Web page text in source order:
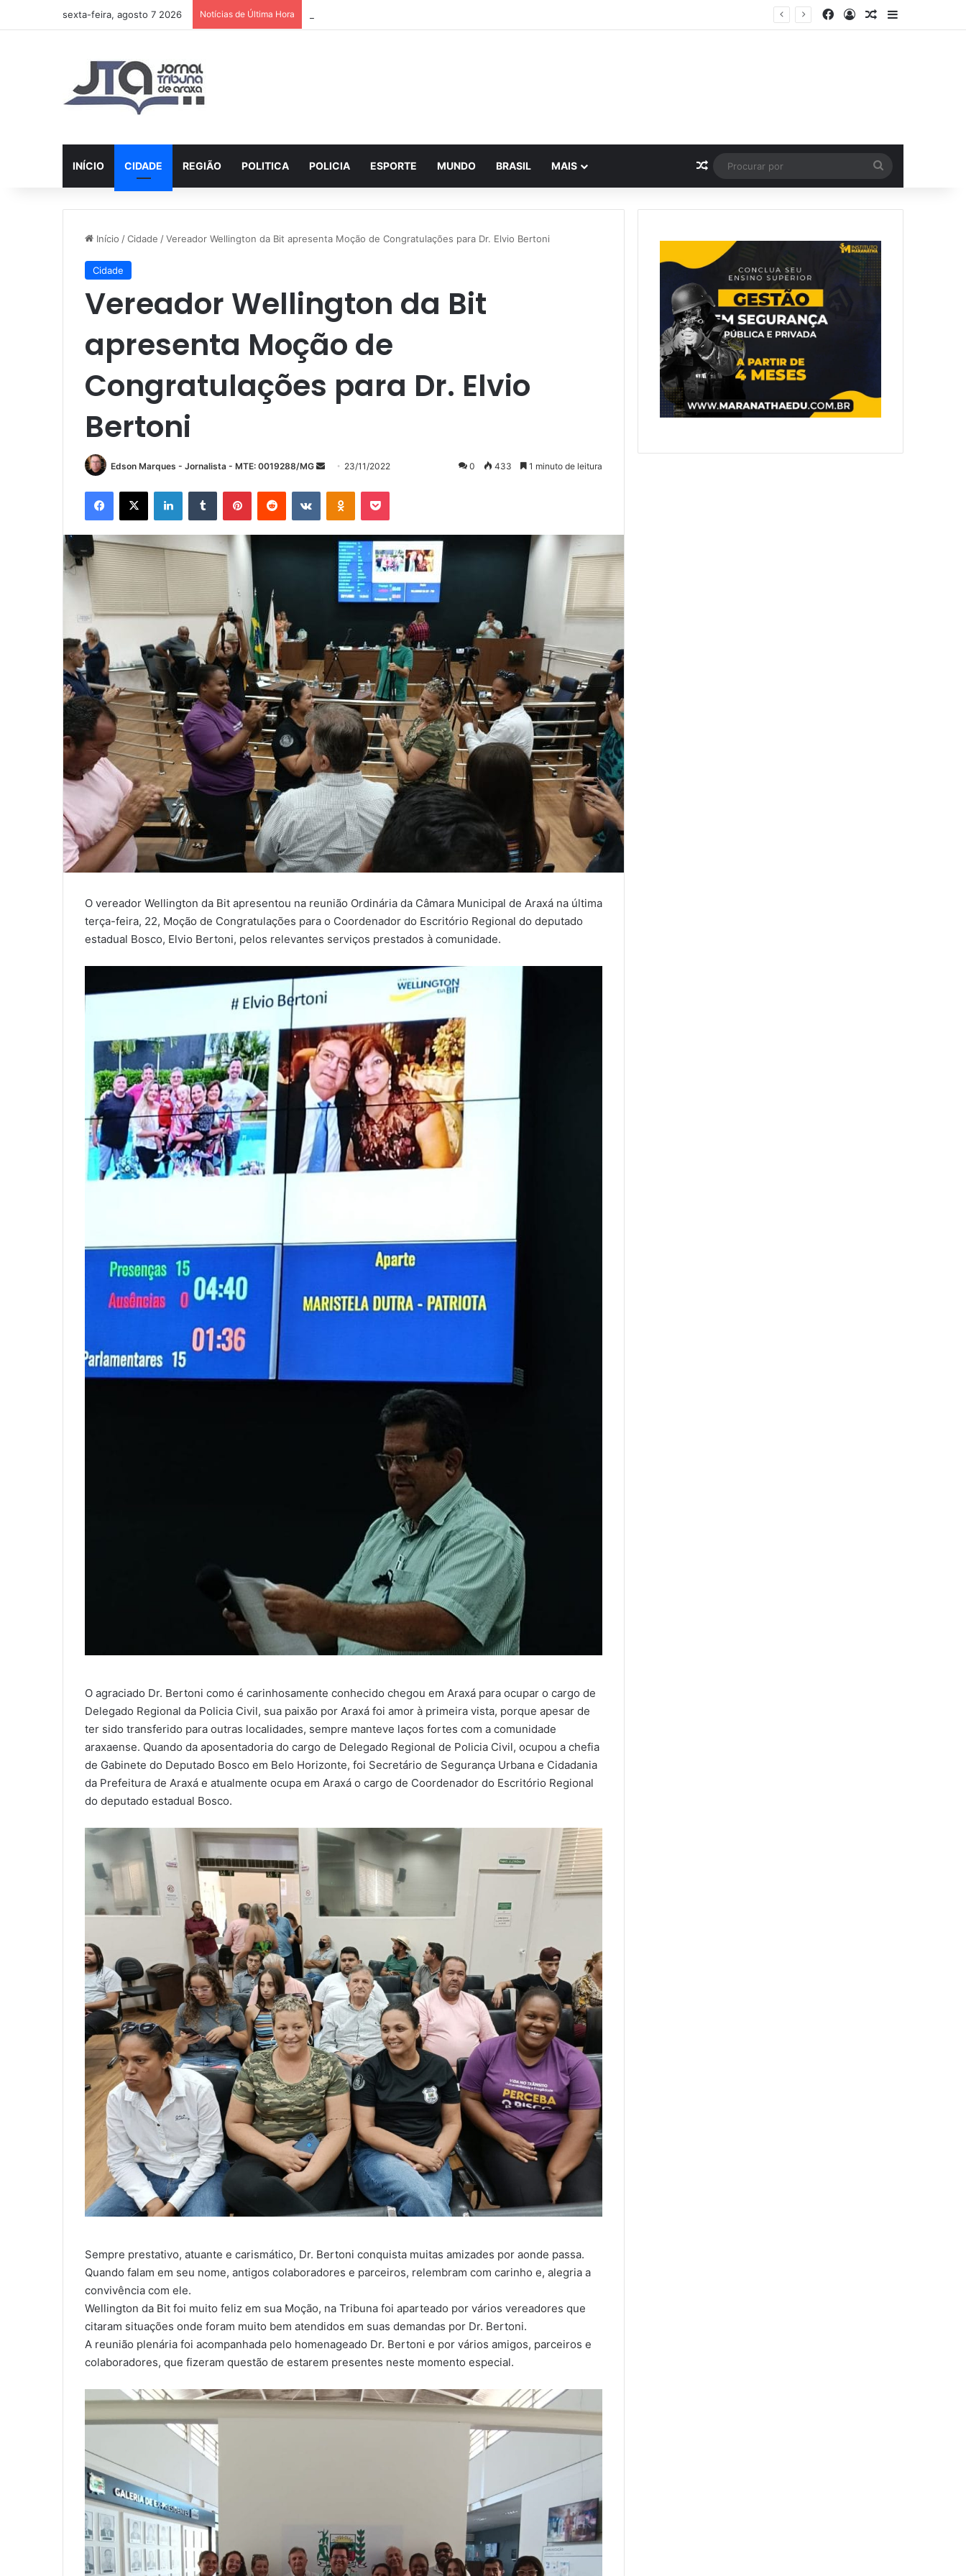
sexta-feira, agosto 7 2026 Notícias de Última Hora Facebook
EntrarArtigo aleatório
Barra Lateral
INÍCIO CIDADE REGIÃO POLITICA POLICIA ESPORTE MUNDO BRASIL MAIS Artigo aleatório
por
Início /Cidade /Vereador Wellington da Bit apresenta Moção de Congratulações para Dr. Elvio Bertoni
Cidade
Vereador Wellington da Bit
apresenta Moção de
Congratulações para Dr. Elvio
Bertoni
Edson Marques - Jornalista - MTE: 0019288/MG
Mande
mail
23/11/2022 0 433 1 minuto de leitura
Facebook
X LinkedinTumblr PinterestReddit VK OK Pocket
O vereador Wellington da Bit apresentou na reunião Ordinária da Câmara Municipal de Araxá na última
terça-feira, 22, Moção de Congratulações para o Coordenador do Escritório Regional do deputado
estadual Bosco, Elvio Bertoni, pelos relevantes serviços prestados à comunidade.
O agraciado Dr. Bertoni como é carinhosamente conhecido chegou em Araxá para ocupar o cargo de
Delegado Regional da Policia Civil, sua paixão por Araxá foi amor à primeira vista, porque apesar de
ter sido transferido para outras localidades, sempre manteve laços fortes com a comunidade
araxaense. Quando da aposentadoria do cargo de Delegado Regional de Policia Civil, ocupou a chefia
de Gabinete do Deputado Bosco em Belo Horizonte, foi Secretário de Segurança Urbana e Cidadania
da Prefeitura de Araxá e atualmente ocupa em Araxá o cargo de Coordenador do Escritório Regional
do deputado estadual Bosco.
Sempre prestativo, atuante e carismático, Dr. Bertoni conquista muitas amizades por aonde passa.
Quando falam em seu nome, antigos colaboradores e parceiros, relembram com carinho e, alegria a
convivência com ele.
Wellington da Bit foi muito feliz em sua Moção, na Tribuna foi aparteado por vários vereadores que
citaram situações onde foram muito bem atendidos em suas demandas por Dr. Bertoni.
A reunião plenária foi acompanhada pelo homenageado Dr. Bertoni e por vários amigos, parceiros e
colaboradores, que fizeram questão de estarem presentes neste momento especial.